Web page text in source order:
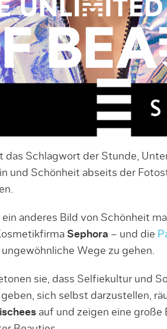
das Schlagwort der Stunde,
und Schönheit abseits der
ein anderes Bild von Schönheit
Sephora – und die
Wege zu gehen.
sie, dass Selfiekultur und
sich selbst darzustellen,
auf und zeigen eine große